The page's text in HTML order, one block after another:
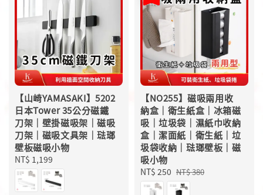
【山崎YAMASAKI】5202
日本Tower 35公分磁鐵
刀架｜壁掛磁吸架｜磁吸
刀架｜磁吸文具架｜琺瑯
壁板磁吸小物
Regular
price
NT$ 1,199
【NO255】磁吸兩用收
納盒｜衛生紙盒｜冰箱磁
吸｜垃圾袋｜濕紙巾收納
盒｜潔面紙｜衛生紙｜垃
圾袋收納｜琺瑯壁板｜磁
吸小物
Sale
price
NT$ 250 Regular
price
NT$ 380